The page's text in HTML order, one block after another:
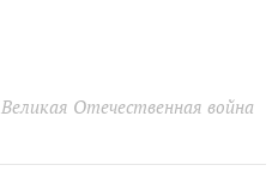
Великая Отечественная война